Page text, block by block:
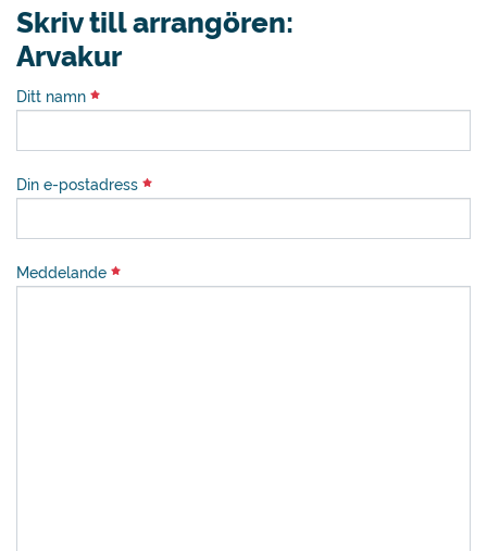
Skriv till arrangören:
Arvakur
Ditt namn
Din e-postadress
Meddelande